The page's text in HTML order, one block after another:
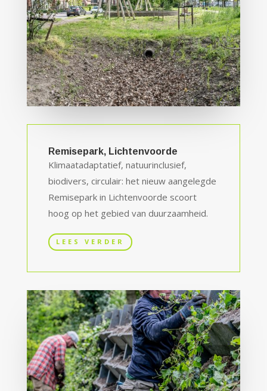
Remisepark, Lichtenvoorde
Klimaatadaptatief, natuurinclusief,
biodivers, circulair: het nieuw aangelegde
Remisepark in Lichtenvoorde scoort
hoog op het gebied van duurzaamheid.
LEES VERDER